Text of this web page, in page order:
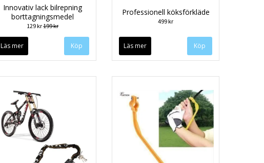
Innovativ lack bilrepning
borttagningsmedel
129 kr199 kr
Läs mer
Professionell köksförkläde
499 kr
Läs mer Köp